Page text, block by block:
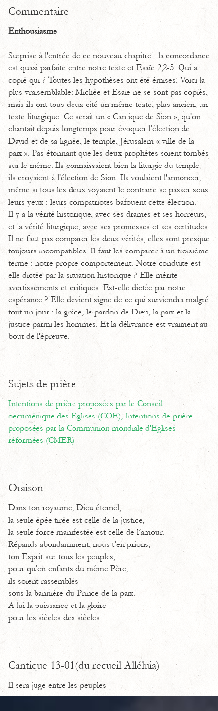
Commentaire
Enthousiasme
Surprise à l'entrée de ce nouveau chapitre : la concordance
est quasi parfaite entre notre texte et Esaïe 2,2-5. Qui a
copié qui ? Toutes les hypothèses ont été émises. Voici la
plus vraisemblable: Michée et Esaïe ne se sont pas copiés,
mais ils ont tous deux cité un même texte, plus ancien, un
texte liturgique. Ce serait un « Cantique de Sion », qu'on
chantait depuis longtemps pour évoquer l’élection de
David et de sa lignée, le temple, Jérusalem « ville de la
paix ». Pas étonnant que les deux prophètes soient tombés
sur le même. Ils connaissaient bien la liturgie du temple,
ils croyaient à l'élection de Sion. Ils voulaient l'annoncer,
même si tous les deux voyaient le contraire se passer sous
leurs yeux : leurs compatriotes bafouent cette élection.
Il y a la vérité historique, avec ses drames et ses horreurs,
et la vérité liturgique, avec ses promesses et ses certitudes.
Il ne faut pas comparer les deux vérités, elles sont presque
toujours incompatibles. Il faut les comparer à un troisième
terme : notre propre comportement. Notre conduite est-
elle dictée par la situation historique ? Elle mérite
avertissements et critiques. Est-elle dictée par notre
espérance ? Elle devient signe de ce qui surviendra malgré
tout un jour : la grâce, le pardon de Dieu, la paix et la
justice parmi les hommes. Et la délivrance est vraiment au
bout de l'épreuve.
Sujets de prière
Intentions de prière proposées par le Conseil
oecuménique des Eglises (COE), Intentions de prière
proposées par la Communion mondiale d'Eglises
réformées (CMER)
Oraison
Dans ton royaume, Dieu éternel,
la seule épée tirée est celle de la justice,
la seule force manifestée est celle de l’amour.
Répands abondamment, nous t’en prions,
ton Esprit sur tous les peuples,
pour qu’en enfants du même Père,
ils soient rassemblés
sous la bannière du Prince de la paix.
A lui la puissance et la gloire
pour les siècles des siècles.
Cantique 13-01(du recueil Alléluia)
Il sera juge entre les peuples